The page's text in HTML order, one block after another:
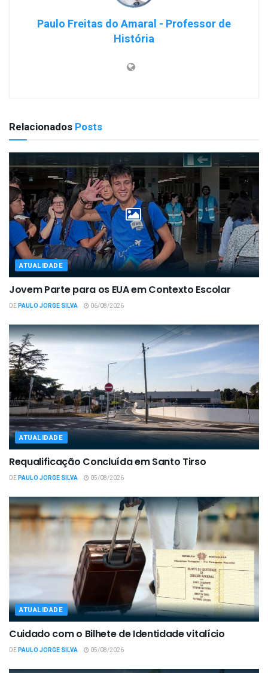
Paulo Freitas do Amaral - Professor de
História
Relacionados Posts
ATUALIDADE
Jovem Parte para os EUA em Contexto Escolar
DEPAULO JORGE SILVA 06/08/2026
ATUALIDADE
Requalificação Concluída em Santo Tirso
DEPAULO JORGE SILVA 05/08/2026
ATUALIDADE
Cuidado com o Bilhete de Identidade vitalício
DEPAULO JORGE SILVA 05/08/2026